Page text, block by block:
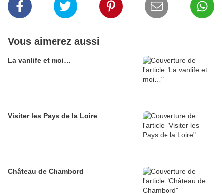
Vous aimerez aussi
La vanlife et moi…
Visiter les Pays de la Loire
Château de Chambord